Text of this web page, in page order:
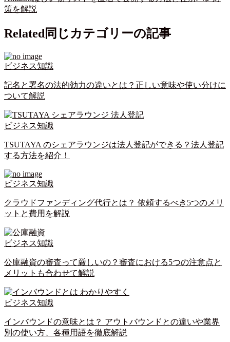
策を解説
Related同じカテゴリーの記事
ビジネス知識
記名と署名の法的効力の違いとは？正しい意味や使い分けに
ついて解説
ビジネス知識
TSUTAYA のシェアラウンジは法人登記ができる？法人登記
する方法を紹介！
ビジネス知識
クラウドファンディング代行とは？ 依頼するべき5つのメリ
ットと費用を解説
ビジネス知識
公庫融資の審査って厳しいの？審査における5つの注意点と
メリットも合わせて解説
ビジネス知識
インバウンドの意味とは？ アウトバウンドとの違いや業界
別の使い方、各種用語を徹底解説